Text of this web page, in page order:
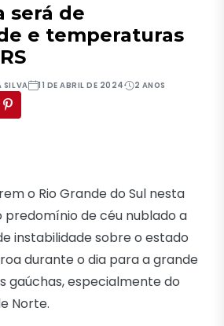
será de
e temperaturas
SILVA 11 DE ABRIL DE 2024 2 ANOS
o Rio Grande do Sul nesta
de céu nublado a
instabilidade sobre o estado
durante o dia para a grande
gaúchas, especialmente do
Norte.